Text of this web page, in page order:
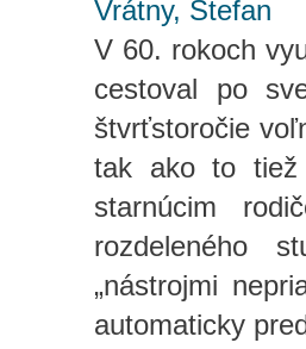
Vrátny, Štefan
V 60. rokoch
cestoval po
štvrťstoročie
tak ako to tiež
starnúcim
rozdeleného
„nástrojmi
automaticky